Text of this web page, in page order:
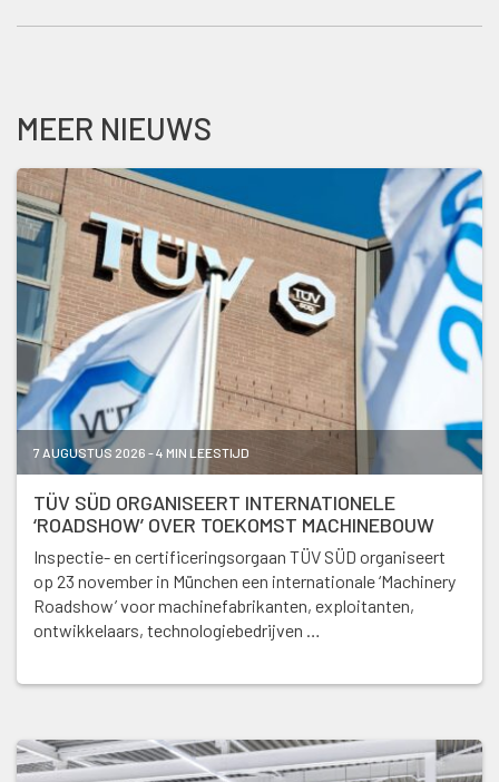
MEER NIEUWS
7 AUGUSTUS 2026 - 4 MIN LEESTIJD
TÜV SÜD ORGANISEERT INTERNATIONELE
‘ROADSHOW’ OVER TOEKOMST MACHINEBOUW
Inspectie- en certificeringsorgaan TÜV SÜD organiseert
op 23 november in München een internationale ‘Machinery
Roadshow’ voor machinefabrikanten, exploitanten,
ontwikkelaars, technologiebedrijven …